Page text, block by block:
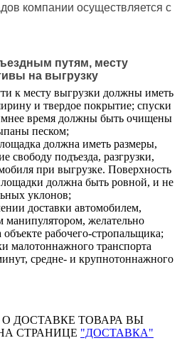
компании осуществляется с
путям, месту
на выгрузку
к месту выгрузки должны иметь
и твердое покрытие; спуски
время должны быть очищены
песком;
должна иметь размеры,
свободу подъезда, разгрузки,
при выгрузке. Поверхность
должна быть ровной, и не
уклонов;
доставки автомобилем,
манипулятором, желательно
объекте рабочего-стропальщика;
малотоннажного транспорта
средне- и крупнотоннажного
ДОСТАВКЕ ТОВАРА ВЫ
СТРАНИЦЕ "ДОСТАВКА"